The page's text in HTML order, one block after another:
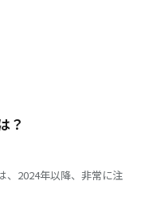
？
、2024年以降、非常に注